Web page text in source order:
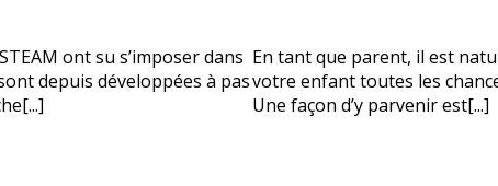
ont su s’imposer dans
depuis développées à pas
En tant que parent, il est
votre enfant toutes les
Une façon d’y parvenir est[...]
coordonnées et nous vous contacterons sous peu.